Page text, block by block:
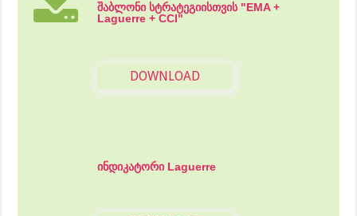
შაბლონი სტრატეგიისთვის "EMA +
Laguerre + CCI"
DOWNLOAD
ინდიკატორი Laguerre